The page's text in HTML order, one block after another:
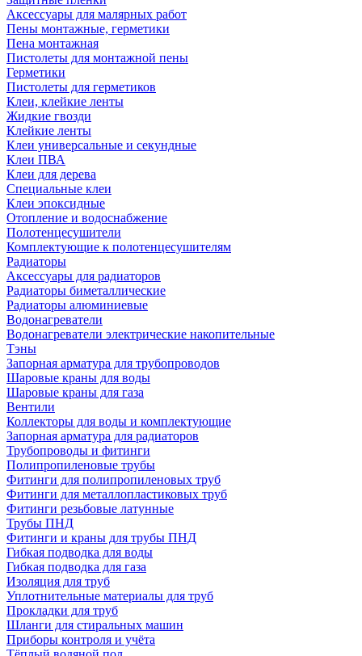
Аксессуары для малярных работ
Пены монтажные, герметики
Пена монтажная
Пистолеты для монтажной пены
Герметики
Пистолеты для герметиков
Клеи, клейкие ленты
Жидкие гвозди
Клейкие ленты
Клеи универсальные и секундные
Клеи ПВА
Клеи для дерева
Специальные клеи
Клеи эпоксидные
Отопление и водоснабжение
Полотенцесушители
Комплектующие к полотенцесушителям
Радиаторы
Аксессуары для радиаторов
Радиаторы биметаллические
Радиаторы алюминиевые
Водонагреватели
Водонагреватели электрические накопительные
Тэны
Запорная арматура для трубопроводов
Шаровые краны для воды
Шаровые краны для газа
Вентили
Коллекторы для воды и комплектующие
Запорная арматура для радиаторов
Трубопроводы и фитинги
Полипропиленовые трубы
Фитинги для полипропиленовых труб
Фитинги для металлопластиковых труб
Фитинги резьбовые латунные
Трубы ПНД
Фитинги и краны для трубы ПНД
Гибкая подводка для воды
Гибкая подводка для газа
Изоляция для труб
Уплотнительные материалы для труб
Прокладки для труб
Шланги для стиральных машин
Приборы контроля и учёта